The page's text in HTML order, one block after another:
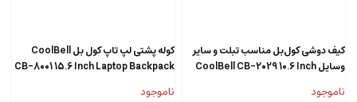
کیف دوشی کول‌بل مناسب تبلت و سایر
وسایل CoolBell CB-2029 10.6 Inch
ناموجود
کوله پشتی لپ تاپ کول بل CoolBell
CB-8001 15.6 Inch Laptop Backpack
ناموجود